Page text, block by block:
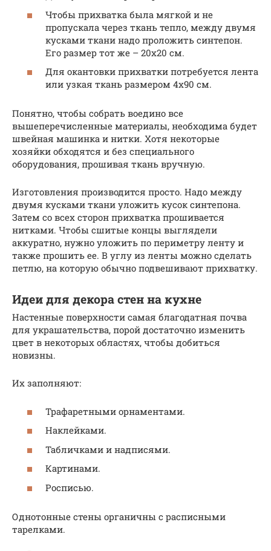
Чтобы прихватка была мягкой и не
пропускала через ткань тепло, между двумя
кусками ткани надо проложить синтепон.
Его размер тот же – 20х20 см.
Для окантовки прихватки потребуется лента
или узкая ткань размером 4х90 см.
Понятно, чтобы собрать воедино все
вышеперечисленные материалы, необходима будет
швейная машинка и нитки. Хотя некоторые
хозяйки обходятся и без специального
оборудования, прошивая ткань вручную.
Изготовления производится просто. Надо между
двумя кусками ткани уложить кусок синтепона.
Затем со всех сторон прихватка прошивается
нитками. Чтобы сшитые концы выглядели
аккуратно, нужно уложить по периметру ленту и
также прошить ее. В углу из ленты можно сделать
петлю, на которую обычно подвешивают прихватку.
Идеи для декора стен на кухне
Настенные поверхности самая благодатная почва
для украшательства, порой достаточно изменить
цвет в некоторых областях, чтобы добиться
новизны.
Их заполняют:
Трафаретными орнаментами.
Наклейками.
Табличками и надписями.
Картинами.
Росписью.
Однотонные стены органичны с расписными
тарелками.